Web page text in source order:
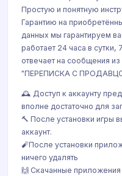
Простую и понятную
Гарантию на
данных мы гарантируем
работает 24 часа в
отвечает на сообщения
"ПЕРЕПИСКА С
🕰 Доступ к аккаунту
вполне достаточно для
🔨 После установки игры
аккаунт.
🧨После установки
ничего удалять
🙌 Скачанные приложения